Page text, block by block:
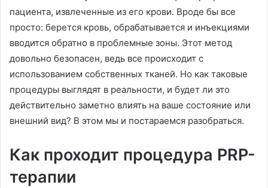
пациента, извлеченные из его крови. Вроде бы все
просто: берется кровь, обрабатывается и инъекциями
вводится обратно в проблемные зоны. Этот метод
довольно безопасен, ведь все происходит с
использованием собственных тканей. Но как таковые
процедуры выглядят в реальности, и будет ли это
действительно заметно влиять на ваше состояние или
внешний вид? В этом мы и постараемся разобраться.
Как проходит процедура PRP-
терапии